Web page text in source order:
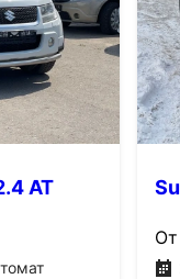
AT
От